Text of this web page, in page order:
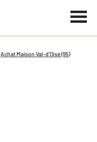
Achat Maison Val-d'Oise (95)